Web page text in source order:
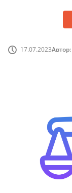
17.07.2023Автор: